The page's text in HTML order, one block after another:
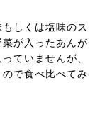
しくは塩味のス
が入ったあんが
ていませんが、
で食べ比べてみ